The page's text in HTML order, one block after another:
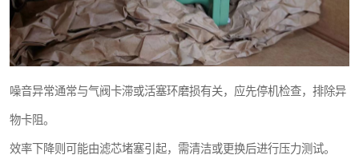
噪音异常通常与气阀卡滞或活塞环磨损有关，应先停机检查，排除异
物卡阻。
效率下降则可能由滤芯堵塞引起，需清洁或更换后进行压力测试。